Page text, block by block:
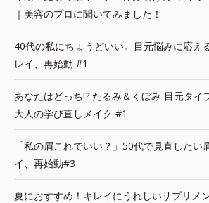
｜美容のプロに聞いてみました！
40代の私にちょうどいい。目元悩みに応え
レイ、再始動 #1
あなたはどっち!? たるみ＆くぼみ 目元タイ
大人の学び直しメイク #1
「私の眉これでいい？」50代で見直したい
イ、再始動#3
夏におすすめ！キレイにうれしいサプリメ